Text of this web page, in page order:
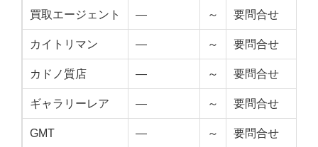
買取エージェント — ～ 要問合せ
カイトリマン — ～ 要問合せ
カドノ質店 — ～ 要問合せ
ギャラリーレア — ～ 要問合せ
GMT — ～ 要問合せ